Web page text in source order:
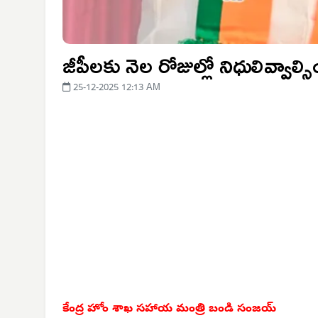
జీపీలకు నెల రోజుల్లో
25-12-2025 12:13 AM
కేంద్ర హోం శాఖ సహాయ మంత్రి బండి సంజయ్